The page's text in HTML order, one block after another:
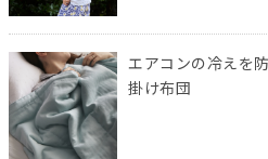
エアコンの冷えを
掛け布団